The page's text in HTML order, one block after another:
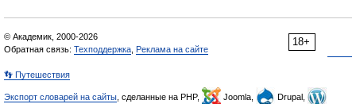
18+
© Академик, 2000-2026
Обратная связь: Техподдержка Реклама на сайте
👣 Путешествия
Экспорт словарей на сайты , сделанные на PHP, Joomla,
Drupal,